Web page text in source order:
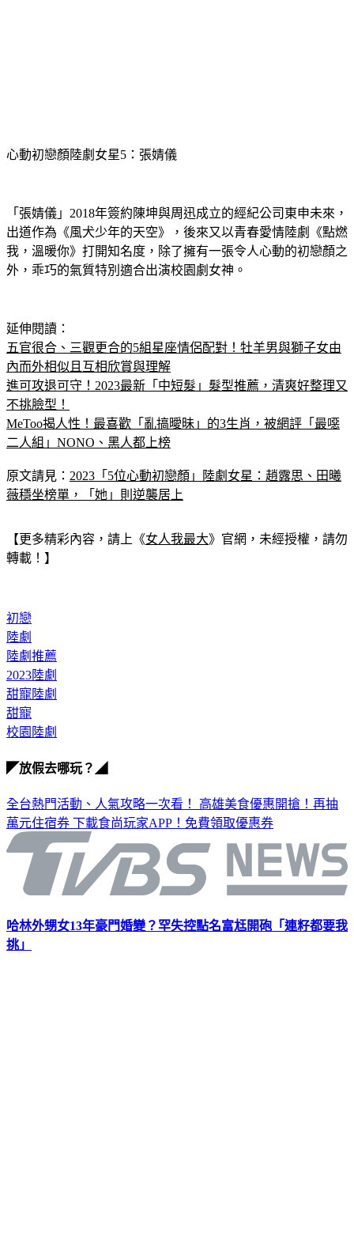
心動初戀顏陸劇女星5：張婧儀
「張婧儀」2018年簽約陳坤與周迅成立的經紀公司東申未來，
出道作為《風犬少年的天空》，後來又以青春愛情陸劇《點燃
我，溫暖你》打開知名度，除了擁有一張令人心動的初戀顏之
外，乖巧的氣質特別適合出演校園劇女神。
延伸閱讀：
五官很合、三觀更合的5組星座情侶配對！牡羊男與獅子女由
內而外相似且互相欣賞與理解
進可攻退可守！2023最新「中短髮」髮型推薦，清爽好整理又
不挑臉型！
MeToo揭人性！最喜歡「亂搞曖昧」的3生肖，被網評「最噁
二人組」NONO、黑人都上榜
原文請見： 2023「5位心動初戀顏」陸劇女星：趙露思、田曦
薇穩坐榜單，「她」則逆襲居上
【更多精彩內容，請上《女人我最大》官網，未經授權，請勿
轉載！】
初戀
陸劇
陸劇推薦
2023陸劇
甜寵陸劇
甜寵
校園陸劇
◤放假去哪玩？◢
全台熱門活動、人氣攻略一次看！ 高雄美食優惠開搶！再抽
萬元住宿券 下載食尚玩家APP！免費領取優惠券
哈林外甥女13年豪門婚變？罕失控點名富尪開砲「連籽都要我
挑」